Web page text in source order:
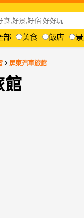
部 美食 飯店
› 屏東汽車旅館
館